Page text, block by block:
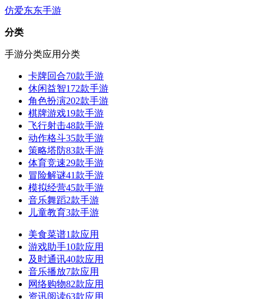
仿爱东东手游
分类
手游分类应用分类
卡牌回合70款手游
休闲益智172款手游
角色扮演202款手游
棋牌游戏19款手游
飞行射击48款手游
动作格斗35款手游
策略塔防83款手游
体育竞速29款手游
冒险解谜41款手游
模拟经营45款手游
音乐舞蹈2款手游
儿童教育3款手游
美食菜谱1款应用
游戏助手10款应用
及时通讯40款应用
音乐播放7款应用
网络购物82款应用
资讯阅读63款应用